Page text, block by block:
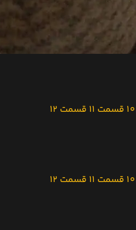
قسمت 11
قسمت 12
قسمت 11
قسمت 12